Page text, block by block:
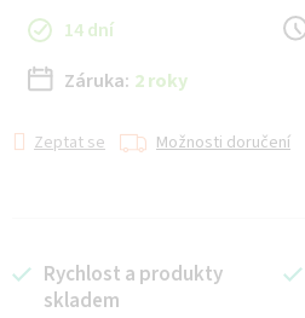
14 dní
Záruka: 2 roky
Zeptat se Možnosti doručení
Rychlost a produkty
skladem